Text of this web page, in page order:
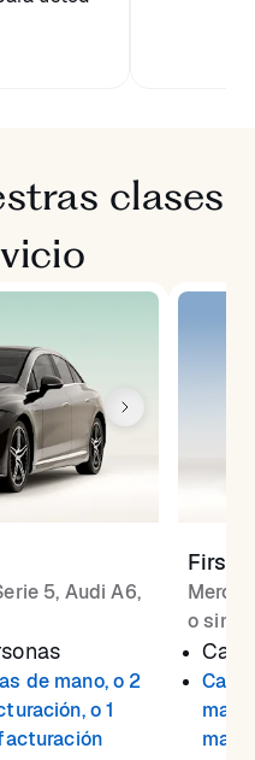
clases
5, Audi A6,
de mano, o 2
o 1
First
o